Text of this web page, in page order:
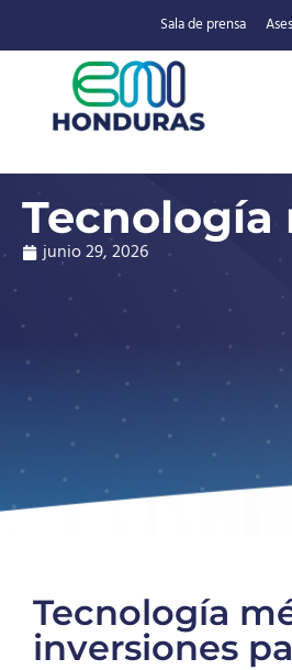
Sala de prensa
Tecnología
junio 29, 2026
Tecnología
inversiones